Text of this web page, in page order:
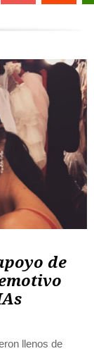
de
llenos de